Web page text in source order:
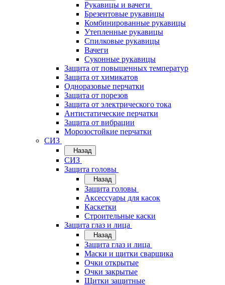
Рукавицы и вачеги
Брезентовые рукавицы
Комбинированные рукавицы
Утепленные рукавицы
Спилковые рукавицы
Вачеги
Суконные рукавицы
Защита от повышенных температур
Защита от химикатов
Одноразовые перчатки
Защита от порезов
Защита от электрического тока
Антистатические перчатки
Защита от вибрации
Морозостойкие перчатки
СИЗ
Назад
СИЗ
Защита головы
Назад
Защита головы
Аксессуары для касок
Каскетки
Строительные каски
Защита глаз и лица
Назад
Защита глаз и лица
Маски и щитки сварщика
Очки открытые
Очки закрытые
Щитки защитные